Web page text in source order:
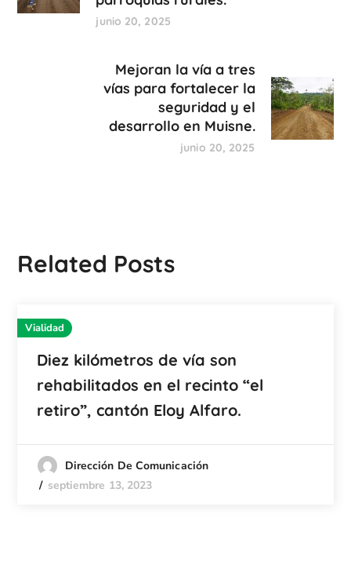
junio 20, 2025
Mejoran la vía a tres
vías para fortalecer la
seguridad y el
desarrollo en Muisne.
junio 20, 2025
Related Posts
Vialidad
Diez kilómetros de vía son
rehabilitados en el recinto “el
retiro”, cantón Eloy Alfaro.
Dirección De Comunicación
septiembre 13, 2023